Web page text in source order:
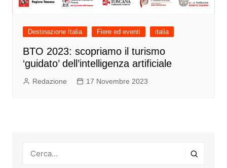
Destinazione Italia Fiere ed eventi italia
BTO 2023: scopriamo il turismo
‘guidato’ dell’intelligenza artificiale
Redazione 17 Novembre 2023